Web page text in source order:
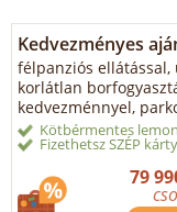
Kedvezményes
félpanziós
korlátlan
kedvezménnyel,
Kötbérmentes
Fizethetsz SZÉP
79